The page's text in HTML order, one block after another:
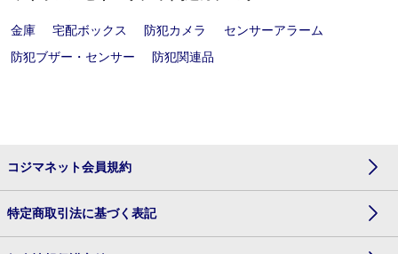
金庫 宅配ボックス 防犯カメラ
センサーアラーム
防犯ブザー・センサー
防犯関連品
コジマネット会員規約
特定商取引法に基づく表記